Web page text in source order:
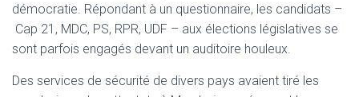
démocratie. Répondant à un questionnaire, les candidats –
Cap 21, MDC, PS, RPR, UDF – aux élections législatives se
sont parfois engagés devant un auditoire houleux.
Des services de sécurité de divers pays avaient tiré les